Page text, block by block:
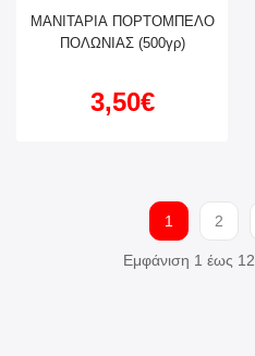
ΜΑΝΙΤΑΡΙΑ ΠΟΡΤΟΜΠΕΛΟ
ΠΟΛΩΝΙΑΣ (500γρ)
3,50€
1 2
Εμφάνιση 1 έως